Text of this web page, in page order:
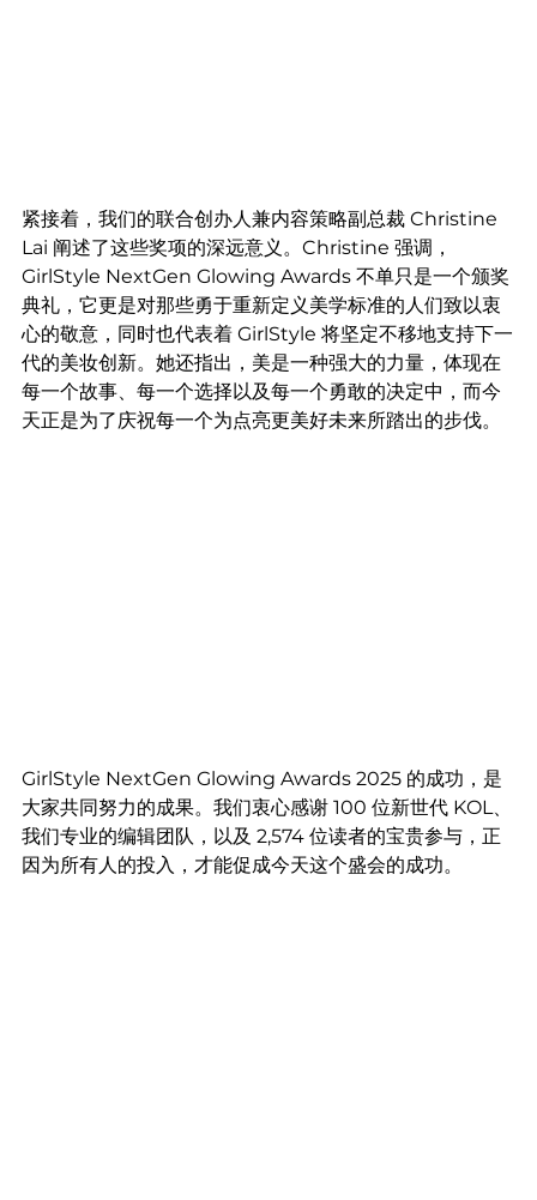
紧接着，我们的联合创办人兼内容策略副总裁 Christine
Lai 阐述了这些奖项的深远意义。Christine 强调，
GirlStyle NextGen Glowing Awards 不单只是一个颁奖
典礼，它更是对那些勇于重新定义美学标准的人们致以衷
心的敬意，同时也代表着 GirlStyle 将坚定不移地支持下一
代的美妆创新。她还指出，美是一种强大的力量，体现在
每一个故事、每一个选择以及每一个勇敢的决定中，而今
天正是为了庆祝每一个为点亮更美好未来所踏出的步伐。
GirlStyle NextGen Glowing Awards 2025 的成功，是
大家共同努力的成果。我们衷心感谢 100 位新世代 KOL、
我们专业的编辑团队，以及 2,574 位读者的宝贵参与，正
因为所有人的投入，才能促成今天这个盛会的成功。